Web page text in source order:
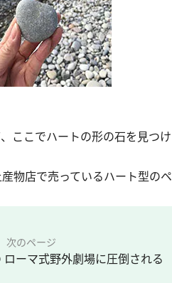
ここでハートの形の石を見つ
物店で売っているハート型の
次のページ
ーマ式野外劇場に圧倒される